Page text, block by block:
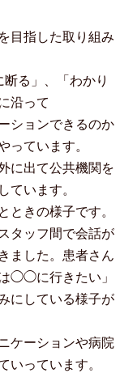
目指した取り組み
る」、「わかり
沿って
ションできるのか
っています。
に出て公共機関を
ています。
ときの様子です。
タッフ間で会話が
ました。患者さん
◯◯に行きたい」
にしている様子が
ケーションや病院
いっています。